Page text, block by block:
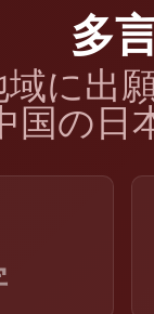
多
に出
国の日